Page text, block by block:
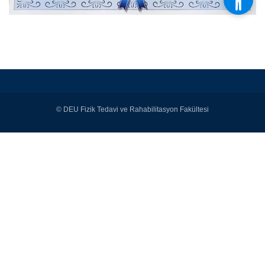
© DEU Fizik Tedavi ve Rahabilitasyon Fakültesi